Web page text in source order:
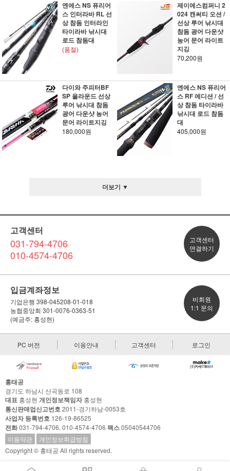
엔에스 NS 퓨리어
스 인터라바 RL 선
상 참돔 인터라인
타이라바 낚시대
로드 참돔대
(품절)
제이에스컴퍼니 2
024 캔써티 오션 /
선상 루어 낚시대
참돔 광어 다운샷
농어 문어 라이트
지깅
70,200원
다이와 주피터BF
SP 올라운드 선상
루어 낚시대 참돔
광어 다운샷 농어
문어 라이트지깅
180,000원
엔에스 NS 퓨리어
스 RF 에디션 / 선
상 참돔 타이라바
낚시대 로드 참돔
대
405,000원
더보기 ▼
고객센터
031-794-4706
010-4574-4706
고객센터
연결하기
입금계좌정보
기업은행 398-045208-01-018
농협중앙회 301-0076-0363-51
(예금주: 홍성현)
비회원
1:1 문의
PC 버전 이용안내 고객센터 로그인
홍태공
경기도 하남시 산곡동로 108
대표 홍성현 개인정보책임자홍성현
통신판매업신고번호2011-경기하남-0053호
사업자 등록번호 126-19-86525
전화031-794-4706, 010-4574-4706 팩스05040544706
이용약관
개인정보취급방침
Copyright © 홍태공 All rights reserved.